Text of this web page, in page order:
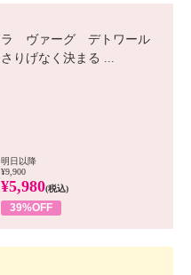
ラ ヴァーグ デトワール
さりげなく決まる ...
明日以降
¥9,900
¥5,980(税込)
39%OFF